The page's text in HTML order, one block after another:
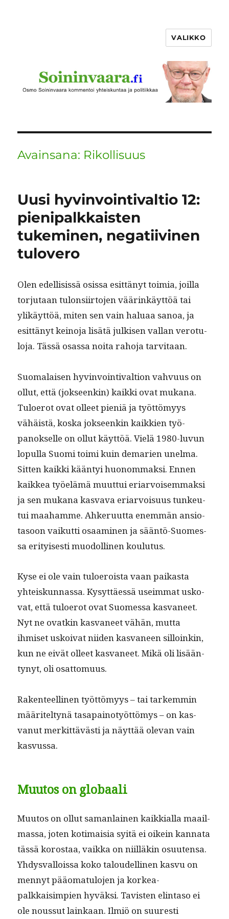
VALIKKO
Avainsana: Rikollisuus
Uusi hyvinvointivaltio 12:
pienipalkkaisten
tukeminen, negatiivinen
tulovero
Olen edel­li­sis­sä osis­sa esit­tänyt toimia, joil­la
tor­ju­taan tulon­si­ir­to­jen väärinkäyt­töä tai
ylikäyt­töä, miten sen vain halu­aa sanoa, ja
esit­tänyt keino­ja lisätä julkisen val­lan vero­tu­
lo­ja. Tässä osas­sa noi­ta raho­ja tarvitaan.
Suo­ma­laisen hyv­in­voin­ti­val­tion vahvu­us on
ollut, että (jok­seenkin) kaik­ki ovat mukana.
Tulo­erot ovat olleet pieniä ja työt­tömyys
vähäistä, kos­ka jok­seenkin kaikkien työ­
panok­selle on ollut käyt­töä. Vielä 1980-luvun
lop­ul­la Suo­mi toi­mi kuin demarien unel­ma.
Sit­ten kaik­ki kään­tyi huonom­mak­si. Ennen
kaikkea työelämä muut­tui eri­ar­voisem­mak­si
ja sen mukana kas­va­va eri­ar­voisu­us tunkeu­
tui maa­hamme. Ahkeru­ut­ta enem­män ansio­
ta­soon vaikut­ti osaami­nen ja sään­tö-Suomes­
sa eri­tyis­es­ti muodolli­nen koulutus.
Kyse ei ole vain tulo­eroista vaan paikas­ta
yhteiskun­nas­sa. Kysyt­täessä useim­mat usko­
vat, että tulo­erot ovat Suomes­sa kas­va­neet.
Nyt ne ovatkin kas­va­neet vähän, mut­ta
ihmiset uskoi­vat niiden kas­va­neen sil­loinkin,
kun ne eivät olleet kas­va­neet. Mikä oli lisään­
tynyt, oli osattomuus.
Rak­en­teelli­nen työt­tömyys – tai tarkem­min
määritel­tynä tas­apain­o­työt­tömys ­– on kas­
vanut merkit­tävästi ja näyt­tää ole­van vain
kasvussa.
Muutos on globaali
Muu­tos on ollut saman­lainen kaikkial­la maail­
mas­sa, joten koti­maisia syitä ei oikein kan­na­ta
tässä korostaa, vaik­ka on niil­läkin osuuten­sa.
Yhdys­val­lois­sa koko taloudelli­nen kasvu on
men­nyt pääo­mat­u­lo­jen ja korkea­
palkkaisimpi­en hyväk­si. Tavis­ten elin­ta­so ei
ole nous­sut lainkaan. Ilmiö on suuresti